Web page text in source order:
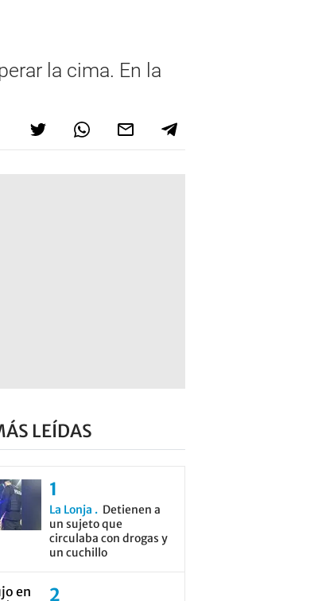
la cima. En la
LEÍDAS
La Lonja
Detienen a
un sujeto que
circulaba con drogas y
un cuchillo